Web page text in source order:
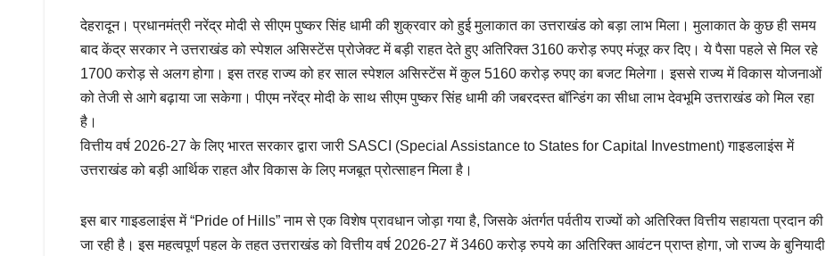
देहरादून। प्रधानमंत्री नरेंद्र मोदी से सीएम पुष्कर सिंह धामी की शुक्रवार को हुई मुलाकात का उत्तराखंड को बड़ा लाभ मिला। मुलाकात के कुछ ही समय
बाद केंद्र सरकार ने उत्तराखंड को स्पेशल असिस्टेंस प्रोजेक्ट में बड़ी राहत देते हुए अतिरिक्त 3160 करोड़ रुपए मंजूर कर दिए। ये पैसा पहले से मिल रहे
1700 करोड़ से अलग होगा। इस तरह राज्य को हर साल स्पेशल असिस्टेंस में कुल 5160 करोड़ रुपए का बजट मिलेगा। इससे राज्य में विकास योजनाओं
को तेजी से आगे बढ़ाया जा सकेगा। पीएम नरेंद्र मोदी के साथ सीएम पुष्कर सिंह धामी की जबरदस्त बॉन्डिंग का सीधा लाभ देवभूमि उत्तराखंड को मिल रहा
है।
वित्तीय वर्ष 2026-27 के लिए भारत सरकार द्वारा जारी SASCI (Special Assistance to States for Capital Investment) गाइडलाइंस में
उत्तराखंड को बड़ी आर्थिक राहत और विकास के लिए मजबूत प्रोत्साहन मिला है।
इस बार गाइडलाइंस में “Pride of Hills” नाम से एक विशेष प्रावधान जोड़ा गया है, जिसके अंतर्गत पर्वतीय राज्यों को अतिरिक्त वित्तीय सहायता प्रदान की
जा रही है। इस महत्वपूर्ण पहल के तहत उत्तराखंड को वित्तीय वर्ष 2026-27 में 3460 करोड़ रुपये का अतिरिक्त आवंटन प्राप्त होगा, जो राज्य के बुनियादी